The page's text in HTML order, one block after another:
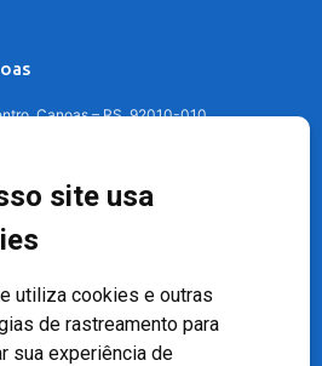
site usa
utiliza cookies e outras
de rastreamento para
sua experiência de
Canoas – RS, 92010-010
- 3º andar - Teresópolis, Porto Alegre -